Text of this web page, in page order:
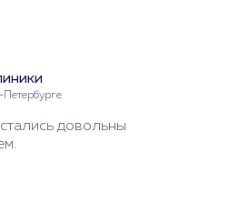
довольны